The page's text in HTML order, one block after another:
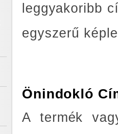
leggyakoribb
egyszerű
Önindokló
A termék